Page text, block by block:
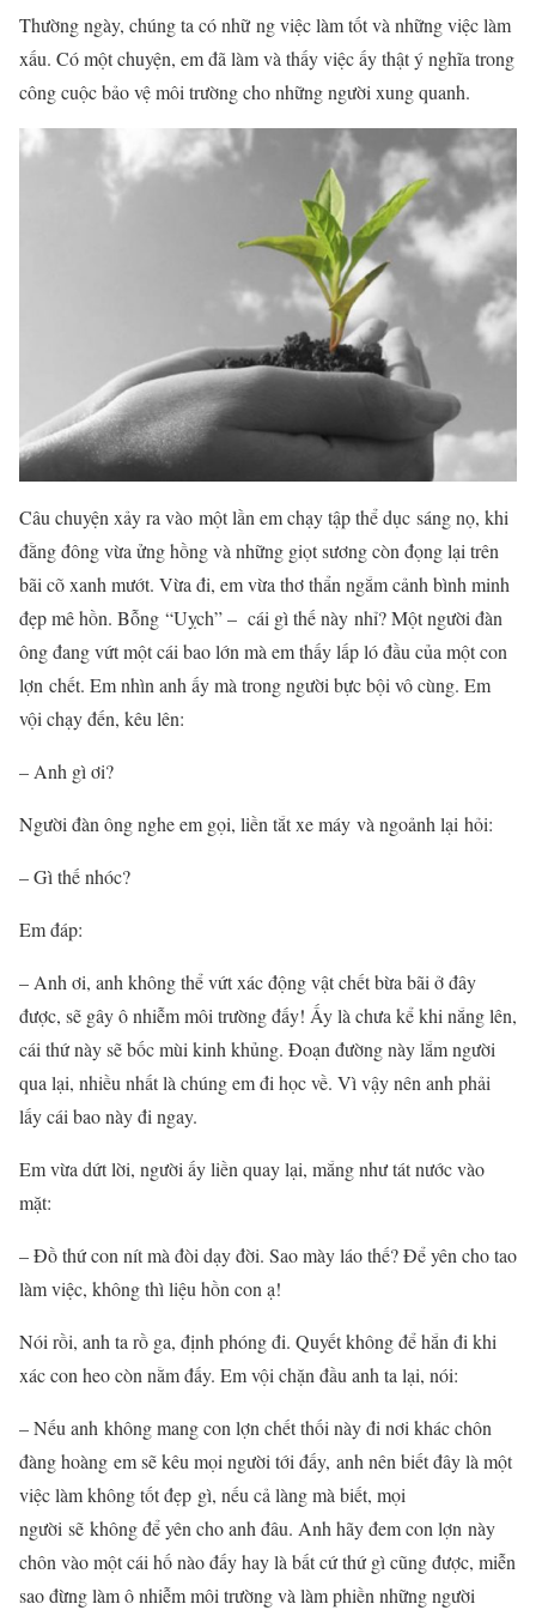
Thường ngày, chúng ta có nhữ ng việc làm tốt và những việc làm
xấu. Có một chuyện, em đã làm và thấy việc ấy thật ý nghĩa trong
công cuộc bảo vệ môi trường cho những người xung quanh.
Câu chuyện xảy ra vào một lần em chạy tập thể dục sáng nọ, khi
đằng đông vừa ửng hồng và những giọt sương còn đọng lại trên
bãi cõ xanh mướt. Vừa đi, em vừa thơ thẩn ngắm cảnh bình minh
đẹp mê hồn. Bỗng “Uỵch” – cái gì thế này nhỉ? Một người đàn
ông đang vứt một cái bao lớn mà em thấy lấp ló đầu của một con
lợn chết. Em nhìn anh ấy mà trong người bực bội vô cùng. Em
vội chạy đến, kêu lên:
– Anh gì ơi?
Người đàn ông nghe em gọi, liền tắt xe máy và ngoảnh lại hỏi:
– Gì thế nhóc?
Em đáp:
– Anh ơi, anh không thể vứt xác động vật chết bừa bãi ở đây
được, sẽ gây ô nhiễm môi trường đấy! Ấy là chưa kể khi nắng lên,
cái thứ này sẽ bốc mùi kinh khủng. Đoạn đường này lắm người
qua lại, nhiều nhất là chúng em đi học về. Vì vậy nên anh phải
lấy cái bao này đi ngay.
Em vừa dứt lời, người ấy liền quay lại, mắng như tát nước vào
mặt:
– Đồ thứ con nít mà đòi dạy đời. Sao mày láo thế? Để yên cho tao
làm việc, không thì liệu hồn con ạ!
Nói rồi, anh ta rồ ga, định phóng đi. Quyết không để hắn đi khi
xác con heo còn nằm đấy. Em vội chặn đầu anh ta lại, nói:
– Nếu anh không mang con lợn chết thối này đi nơi khác chôn
đàng hoàng em sẽ kêu mọi người tới đấy, anh nên biết đây là một
việc làm không tốt đẹp gì, nếu cả làng mà biết, mọi
người sẽ không để yên cho anh đâu. Anh hãy đem con lợn này
chôn vào một cái hố nào đấy hay là bất cứ thứ gì cũng được, miễn
sao đừng làm ô nhiễm môi trường và làm phiền những người